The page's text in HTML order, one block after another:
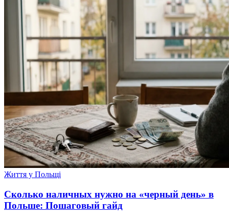
Життя у Польщі
Сколько наличных нужно на «черный день» в
Польше: Пошаговый гайд